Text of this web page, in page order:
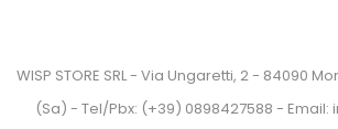
WISP STORE SRL - Via Ungaretti, 2 - 84090
(Sa) - Tel/Pbx: (+39) 0898427588 - Email: